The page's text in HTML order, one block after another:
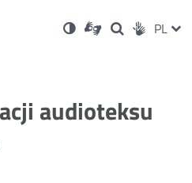
Ustawienia
Wersja
kontrastowa
Dla
niesłyszących
OtwórzOtwórz
w
Otwórz
w
Social PL
audioteksu